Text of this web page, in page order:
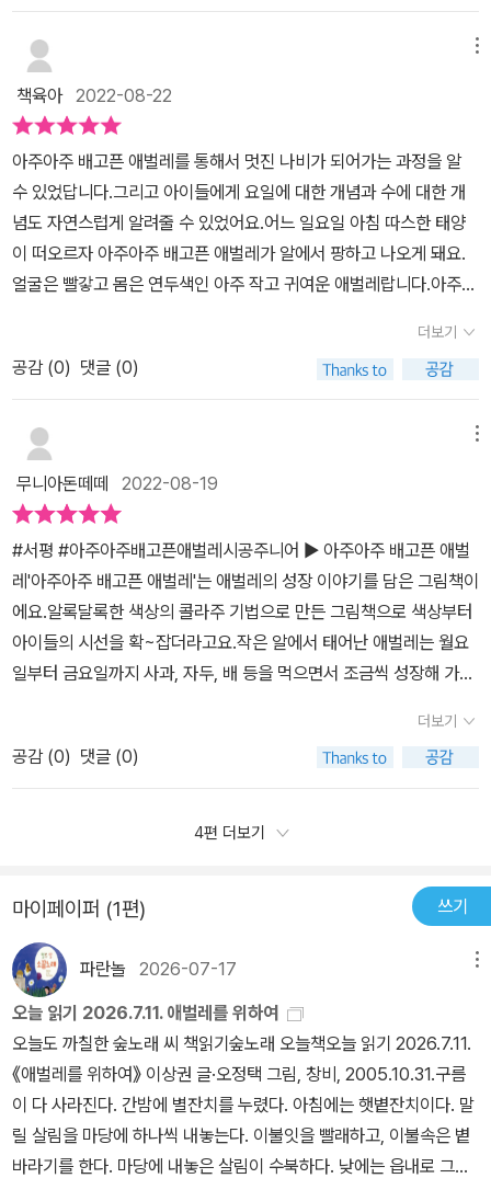
줍니다. 현대그림책 거장 에릭칼님의 대표작이자 그림책 스테디셀러
<아주아주 배고픈 애벌레>조그마한 생명체가 꾸준한 성장을 통해 멋
진 생명의 빛으로 완성되는 삶을 알려줍니다. 우리 모두 멋진 날개를
펼치는 날이 오길 바랍니다. *출판사에서 책을 지원받아 작성합니다.
감사합니다.
책육아2022-08-22
아주아주 배고픈 애벌레를 통해서 멋진 나비가 되어가는 과정을 알
수 있었답니다.그리고 아이들에게 요일에 대한 개념과 수에 대한 개
념도 자연스럽게 알려줄 수 있었어요.어느 일요일 아침 따스한 태양
이 떠오르자 아주아주 배고픈 애벌레가 알에서 팡하고 나오게 돼요.
얼굴은 빨갛고 몸은 연두색인 아주 작고 귀여운 애벌레랍니다.아주아
에는 사과 하나, 화요일에는 배 두개, 수요일에는 자두 세개 등 요일의
흐름을 알려줄 수 있었고 수에 대한 개념도 알려줄 수 있었어요.아주
아주 배고픈 애벌레는 마치 애벌레가 먹은 것 처럼 작은 구멍이 송송
뚫려있어요.이 구멍을 통해서 털실이나 손가락을 넣어 책을 다양하게
대사탕, 파이, 소시지, 컵케이크, 수박까지 모두 먹고 결국 배탈이 나
고 말았어요.배탈이 난 표정까지 아주아주 배고픈 애벌레의 얼굴을
통해서 느껴볼 수 있었답니다.아주아주 배고픈 애벌레는 결국 고치가
되고 고치를 거쳐 멋지고 아름다운 나비로 변하게 돼요.아주아주 배
고픈 애벌레를 통해서 애벌레가 먹는 다양한 음식명을 아이들에게 알
려줄 수 있었고 다양하나 의성어와 의태어도 알려줄 수 있어서 좋았
던 그림책이에요.[출판사로부터 도서 협찬을 받았고 본인의 주관적인
더보기
공감 (0) 댓글 (0)
무니아돈떼떼 2022-08-19
#서평 #아주아주배고픈애벌레시공주니어 ▶ 아주아주 배고픈 애벌
레​'아주아주 배고픈 애벌레'는 애벌레의 성장 이야기를 담은 그림책이
에요.알록달록한 색상의 콜라주 기법으로 만든 그림책으로 색상부터
아이들의 시선을 확~잡더라고요.작은 알에서 태어난 애벌레는 월요
일부터 금요일까지 사과, 자두, 배 등을 먹으면서 조금씩 성장해 가요.
요.일요일에 애벌레에게 딱 맞는 나뭇잎을 먹고 드디어 고치 속으로
들어간 애벌레!그 후 고치 속에서 나비가 되어 세상으로 나와요.그림
책을 보고 있으면 아이들의 일상과 닮았어요.건강한 식재료로 만든
음식을 먹다 어느 날 먹은 군것질이 탈이 나서 배탈이 나는 아이들!^
나더라고요.집에 있던 애벌레 인형과 함께 책을 봤는데요.작은 알에
서 작은 애벌레가 태어나고 그 애벌레가 음식을 골고루 맛있게 먹고
드디어 화려하고 이쁜 나비로 변화는 과정을 보면서 타카의 첫마디가
'우와~~~이쁘다~'였어요.ㅋㅋ애벌레가 초콜릿과 아이스크림을 먹
을 때는 많이 먹으면 배가 아야 하다고 말하기도 하고하나만 먹어야
한다고 말하기도 하더라고요.그리고 애벌레가 먹은 다양한 과일 모양
과 이름도 배우고,나비의 성장 과정도 알 수 있고,과일 숫자도 세어보
고 요일도 함께 배울 수 있어서 좋더라고요저희는 알록달록 귀여운
애벌레를 직접 그려서 독후 활동을 해봤는데요.책을 볼 때 집에 애벌
레 장난감이나 작은 피규어가 있다면 함께 구멍을 왔다 갔다 하면서
더보기
공감 (0) 댓글 (0)
4편 더보기
마이페이퍼 (1편) 쓰기
파란놀 2026-07-17
오늘 읽기 2026.7.11. 애벌레를 위하여
오늘도 까칠한 숲노래 씨 책읽기숲노래 오늘책오늘 읽기 2026.7.11.
《애벌레를 위하여》 이상권 글·오정택 그림, 창비, 2005.10.31.구름
이 다 사라진다. 간밤에 별잔치를 누렸다. 아침에는 햇볕잔치이다. 말
릴 살림을 마당에 하나씩 내놓는다. 이불잇을 빨래하고, 이불속은 볕
바라기를 한다. 마당에 내놓은 살림이 수북하다. 낮에는 읍내로 그림